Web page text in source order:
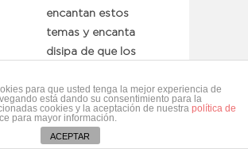
encantan estos
temas y encanta
disipa de que los
nos recomiendes
lecturas. Son temas
muy interesantes, yo
para que usted tenga la mejor experiencia de
está dando su consentimiento para la
cookies y la aceptación de nuestra política de
para mayor información.
ACEPTAR